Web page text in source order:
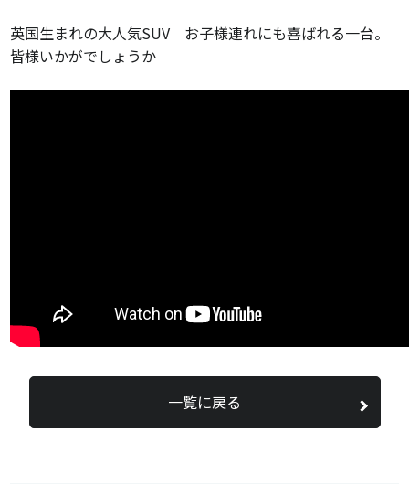
英国生まれの大人気SUV お子様連れにも喜ばれる一台。
皆様いかがでしょうか
一覧に戻る